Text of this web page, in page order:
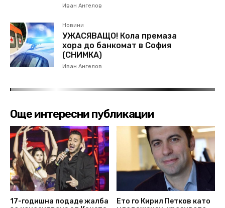
Иван Ангелов
Новини
УЖАСЯВАЩО! Кола премаза
хора до банкомат в София
(СНИМКА)
Иван Ангелов
Още интересни публикации
17-годишна подаде жалба
Ето го Кирил Петков като